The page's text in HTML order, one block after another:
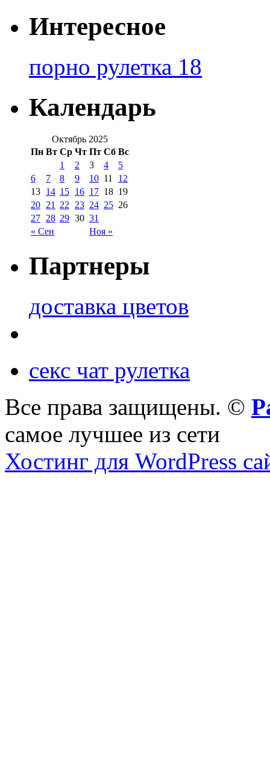
Интересное
порно рулетка 18
Календарь
Октябрь 2025
Пн Вт Ср Чт Пт Сб Вс
« Сен Ноя »
1 2 3 4
5
6
7 8 9 10 11
12
13 14 15 16 17 18 19
20 21 22 23 24 25 26
27 28 29 30 31
Партнеры
доставка цветов
секс чат рулетка
Все права защищены. ©
самое лучшее из сети
Хостинг для WordPress